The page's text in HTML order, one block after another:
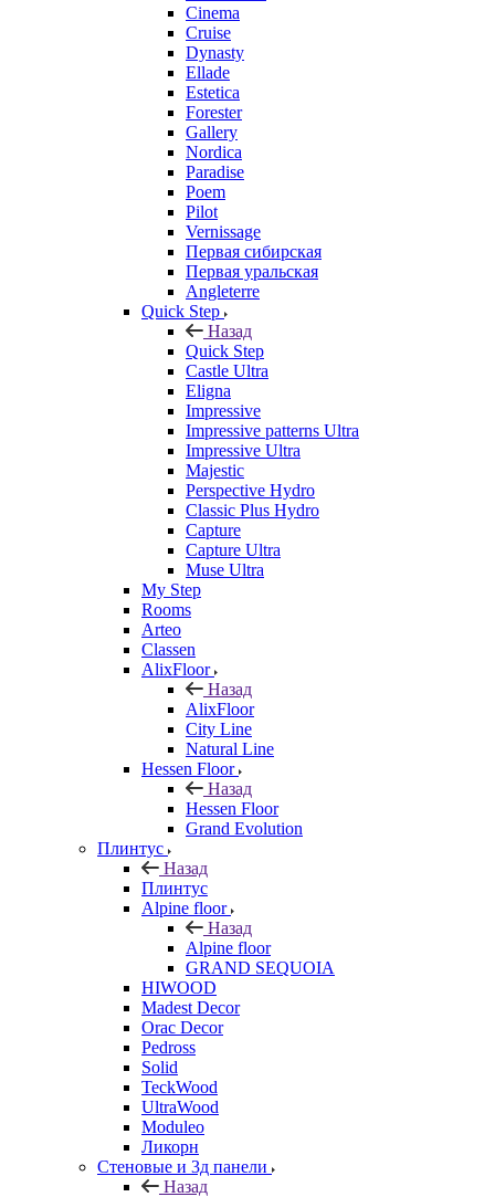
Cinema
Cruise
Dynasty
Ellade
Estetica
Forester
Gallery
Nordica
Paradise
Poem
Pilot
Vernissage
Первая сибирская
Первая уральская
Angleterre
Quick Step
Назад
Quick Step
Castle Ultra
Eligna
Impressive
Impressive patterns Ultra
Impressive Ultra
Majestic
Perspective Hydro
Classic Plus Hydro
Capture
Capture Ultra
Muse Ultra
My Step
Rooms
Arteo
Classen
AlixFloor
Назад
AlixFloor
City Line
Natural Line
Hessen Floor
Назад
Hessen Floor
Grand Evolution
Плинтус
Назад
Плинтус
Alpine floor
Назад
Alpine floor
GRAND SEQUOIA
HIWOOD
Madest Decor
Orac Decor
Pedross
Solid
TeckWood
UltraWood
Moduleo
Ликорн
Стеновые и 3д панели
Назад